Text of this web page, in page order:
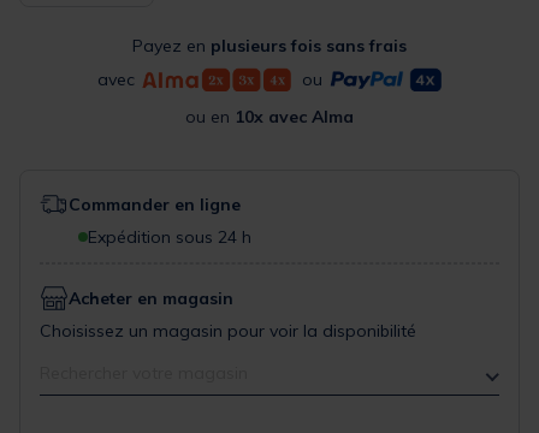
Payez en plusieurs fois sans frais
avec
ou
ou en 10x avec Alma
Commander en ligne
Expédition sous 24 h
Acheter en magasin
Choisissez un magasin pour voir la disponibilité